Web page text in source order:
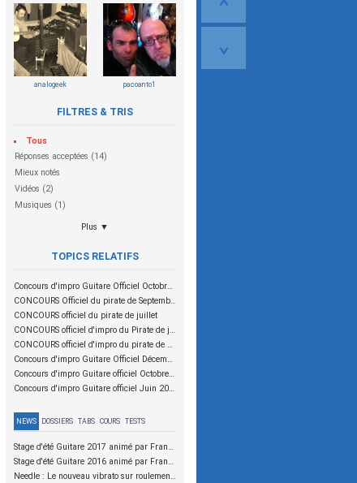
analogeek pacoanto1
FILTRES & TRIS
Tous
Réponses acceptées (14)
Mieux notés
Vidéos (2)
Musiques (1)
Plus ▼
TOPICS RELATIFS
Concours d'impro Guitare Officiel Octobre 2015 - Christophe Godin
CONCOURS Officiel du pirate de Septembre
CONCOURS officiel du pirate de juillet
CONCOURS officiel d'impro du Pirate de juin
CONCOURS officiel d'impro du pirate de Mai ^^ special Neil Zaza
Concours d'impro Guitare Officiel Décembre 2014 - Jimmy Page
Concours d'impro Guitare officiel Octobre 2014 : John Petrucci
Concours d'impro Guitare officiel Juin 2014 : Steve Morse
NEWS DOSSIERS TABS COURS TESTS
Stage d'été Guitare 2017 animé par Franck Graziano et Julien Bouvier
Stage d'été Guitare 2016 animé par Franck Graziano et Julien Bouvier
Needle : Le nouveau vibrato sur roulements à aiguilles